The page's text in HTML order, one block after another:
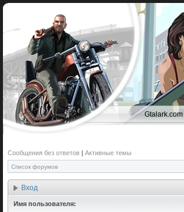
Gtalark.com
Сообщения без ответов | Активные темы
Список форумов
Вход
Имя пользователя: